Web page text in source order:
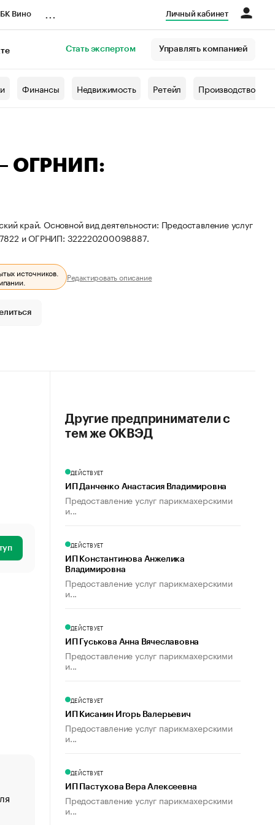
Вино Личный кабинет
Стать экспертом Управлять компанией
Финансы Недвижимость Ретейл Производство
— ОГРНИП:
край. Основной вид деятельности: Предоставление услуг
и ОГРНИП: 322220200098887.
источников.
Редактировать описание
«От спорта тело стареет иначе». Как живет глава
создавшей GTA
Другие предприниматели с
тем же ОКВЭД
ДЕЙСТВУЕТ
ИП Данченко Анастасия Владимировна
Предоставление услуг парикмахерскими
и...
ДЕЙСТВУЕТ
ИП Константинова Анжелика
Владимировна
Предоставление услуг парикмахерскими
и...
ДЕЙСТВУЕТ
ИП Гуськова Анна Вячеславовна
Предоставление услуг парикмахерскими
и...
ДЕЙСТВУЕТ
ИП Кисанин Игорь Валерьевич
Предоставление услуг парикмахерскими
и...
ДЕЙСТВУЕТ
ИП Пастухова Вера Алексеевна
Предоставление услуг парикмахерскими
и...